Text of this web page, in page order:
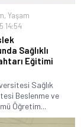
, Yaşam
14:54
Sağlıklı
Eğitimi
Sağlık
Beslenme ve
Öğretim...